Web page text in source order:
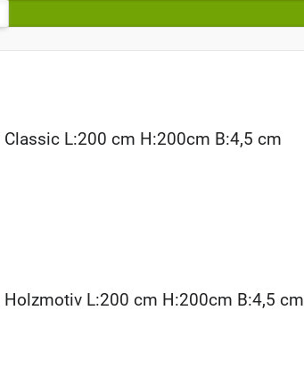
Classic L:200 cm H:200cm B:4,5 cm
Holzmotiv L:200 cm H:200cm B:4,5 cm